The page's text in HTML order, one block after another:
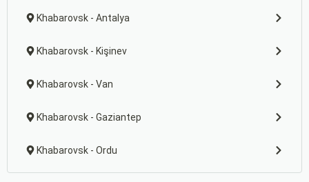
Khabarovsk - Antalya
Khabarovsk - Kişinev
Khabarovsk - Van
Khabarovsk - Gaziantep
Khabarovsk - Ordu